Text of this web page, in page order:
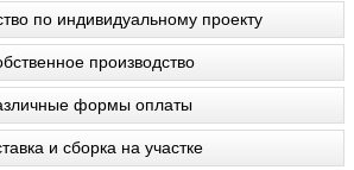
по индивидуальному проекту
производство
формы оплаты
и сборка на участке